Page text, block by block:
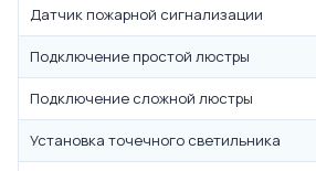
Датчик пожарной сигнализации
Подключение простой люстры
Подключение сложной люстры
Установка точечного светильника